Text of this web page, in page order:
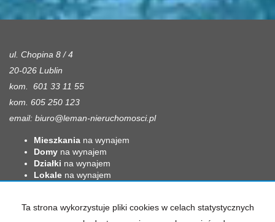
ul. Chopina 8 / 4
20-026 Lublin
kom. 601 33 11 55
kom. 605 250 123
email: biuro@leman-nieruchomosci.pl
Mieszkania na wynajem
Domy na wynajem
Działki na wynajem
Lokale na wynajem
na sprzedaż
Ta strona wykorzystuje pliki cookies w celach statystycznych